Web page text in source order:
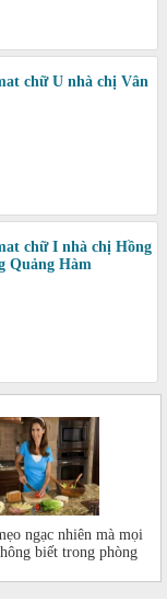
chữ U nhà chị Vân
chữ I nhà chị Hồng
Quảng Hàm
ngạc nhiên mà mọi
biết trong phòng